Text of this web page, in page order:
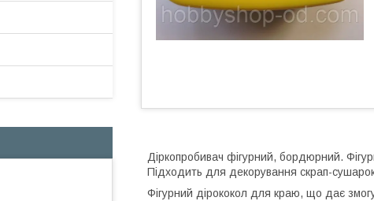
Діркопробивач фігурний, бордюрний.
Підходить для декорування скрап-
Фігурний дірококол для краю, що дає